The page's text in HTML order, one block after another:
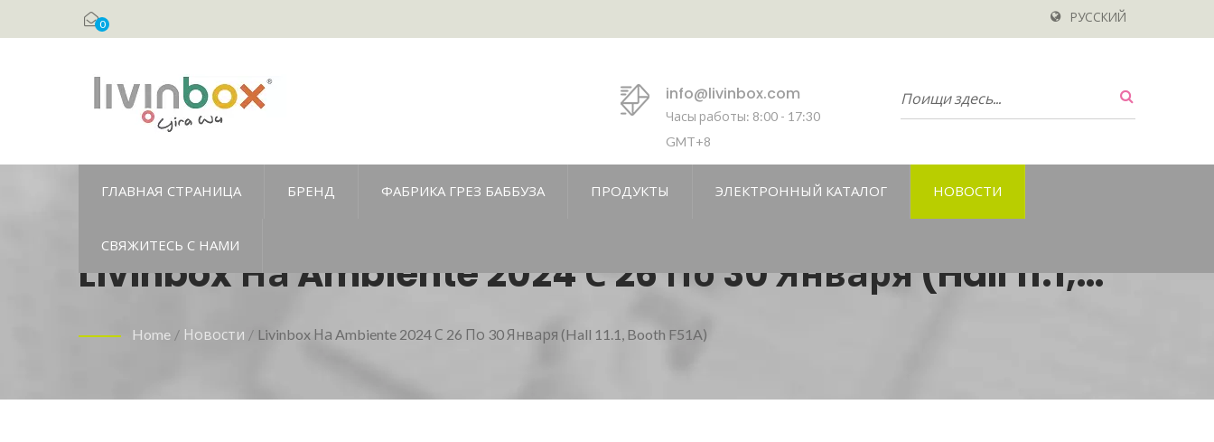
0 РУССКИЙ
info@livinbox.com
Часы работы: 8:00 - 17:30
GMT+8
ГЛАВНАЯ СТРАНИЦА БРЕНД ФАБРИКА ГРЕЗ БАББУЗА ПРОДУКТЫ ЭЛЕКТРОННЫЙ КАТАЛОГ НОВОСТИ
СВЯЖИТЕСЬ С НАМИ
Livinbox На Ambiente 2024 С 26 По 30 Января (Hall 11.1,
Booth F51A)
Home / Новости / Livinbox На Ambiente 2024 С 26 По 30 Января (Hall 11.1, Booth F51A)